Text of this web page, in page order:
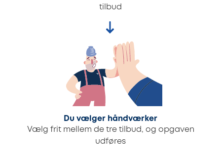
tilbud
Du vælger håndværker
Vælg frit mellem de tre tilbud, og opgaven
udføres